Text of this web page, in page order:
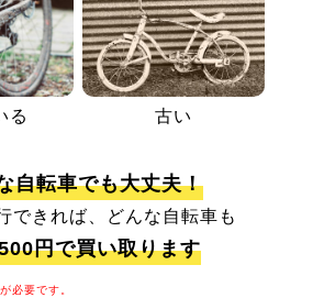
る 古い
自転車でも大丈夫！
できれば、どんな自転車も
円で買い取ります
必要です。